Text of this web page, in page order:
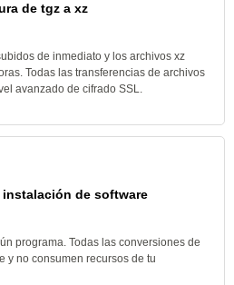
de tgz a xz
de inmediato y los archivos xz
Todas las transferencias de archivos
avanzado de cifrado SSL.
instalación de software
programa. Todas las conversiones de
y no consumen recursos de tu